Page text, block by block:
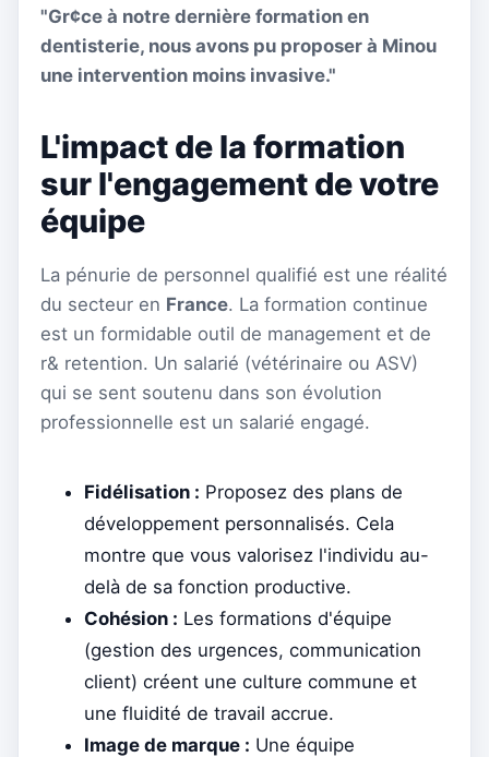
"Gr¢ce à notre dernière formation en
dentisterie, nous avons pu proposer à Minou
une intervention moins invasive."
L'impact de la formation
sur l'engagement de votre
équipe
La pénurie de personnel qualifié est une réalité
du secteur en France. La formation continue
est un formidable outil de management et de
r& retention. Un salarié (vétérinaire ou ASV)
qui se sent soutenu dans son évolution
professionnelle est un salarié engagé.
Fidélisation : Proposez des plans de
développement personnalisés. Cela
montre que vous valorisez l'individu au-
delà de sa fonction productive.
Cohésion : Les formations d'équipe
(gestion des urgences, communication
client) créent une culture commune et
une fluidité de travail accrue.
Image de marque : Une équipe